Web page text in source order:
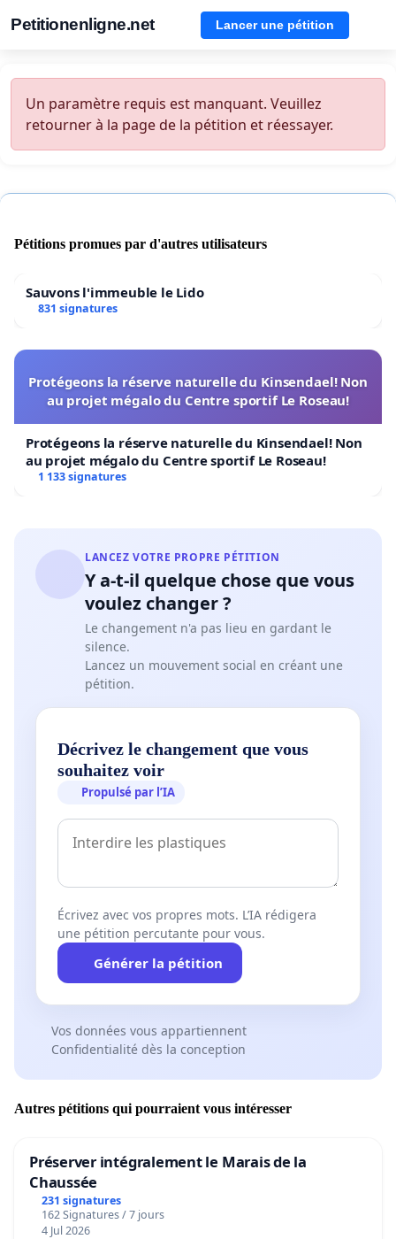
Petitionenligne.net Lancer une pétition
Un paramètre requis est manquant. Veuillez
retourner à la page de la pétition et réessayer.
Pétitions promues par d'autres utilisateurs
Sauvons l'immeuble le Lido
831 signatures
Protégeons la réserve naturelle du Kinsendael! Non
au projet mégalo du Centre sportif Le Roseau!
Protégeons la réserve naturelle du Kinsendael! Non
au projet mégalo du Centre sportif Le Roseau!
1 133 signatures
LANCEZ VOTRE PROPRE PÉTITION
Y a-t-il quelque chose que vous
voulez changer ?
Le changement n'a pas lieu en gardant le
silence.
Lancez un mouvement social en créant une
pétition.
Décrivez le changement que vous
souhaitez voir
Propulsé par l’IA
Écrivez avec vos propres mots. L’IA rédigera
une pétition percutante pour vous.
Générer la pétition
Vos données vous appartiennent
Confidentialité dès la conception
Autres pétitions qui pourraient vous intéresser
Préserver intégralement le Marais de la
Chaussée
231 signatures
162 Signatures / 7 jours
4 Jul 2026